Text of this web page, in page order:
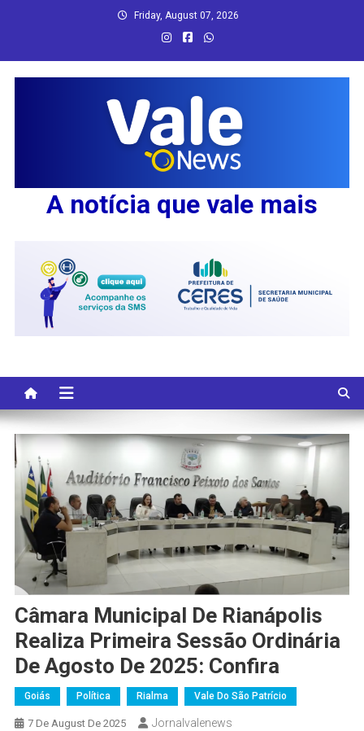
Friday, August 07, 2026
A notícia que vale mais
Câmara Municipal De Rianápolis
Realiza Primeira Sessão Ordinária
De Agosto De 2025: Confira
Goiás Política Rialma Vale Do São Patrício
7 De August De 2025 Jornalvalenews